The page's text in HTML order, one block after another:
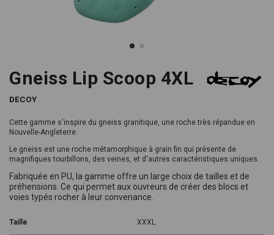
Gneiss Lip Scoop 4XL
DECOY
Cette gamme s'inspire du gneiss granitique, une roche très répandue en
Nouvelle-Angleterre.
Le gneiss est une roche métamorphique à grain fin qui présente de
magnifiques tourbillons, des veines, et d'autres caractéristiques uniques.
Fabriquée en PU, la gamme offre un large choix de tailles et de
préhensions. Ce qui permet aux ouvreurs de créer des blocs et
voies typés rocher à leur convenance.
Taille XXXL